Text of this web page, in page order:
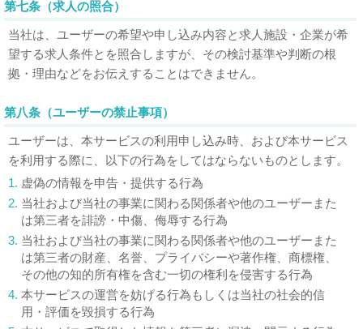
第七条（求人の照合）
当社は、ユーザーの希望や申し込み内容と求人施設・企業が希
望する求人条件とを照合しますが、その検討基準や判断の根
拠・理由などをお伝えすることはできません。
第八条（ユーザーの禁止事項）
ユーザーは、本サービスの利用申し込み時、および本サービス
を利用する際に、以下の行為をしてはならないものとします。
1. 虚偽の情報を申告・提供する行為
2. 当社および当社の事業に関わる関係者や他のユーザーまた
は第三者を誹謗・中傷、侮辱する行為
3. 当社および当社の事業に関わる関係者や他のユーザーまた
は第三者の財産、名誉、プライバシーや著作権、商標権、
その他の知的所有権を含む一切の権利を侵害する行為
4. 本サービスの運営を妨げる行為もしくは当社の社会的信
用・評価を毀損する行為